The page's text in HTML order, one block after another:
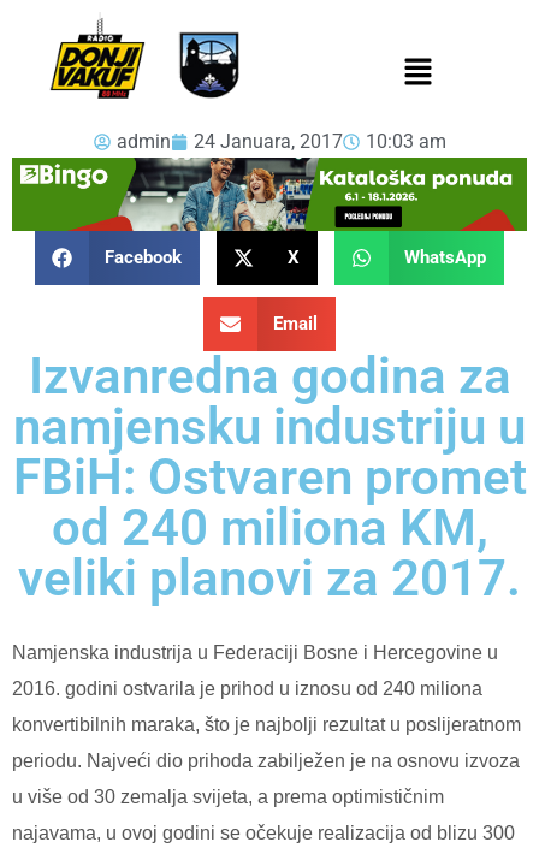
admin 24 Januara, 2017 10:03 am
Facebook X WhatsApp
Email
Izvanredna godina za
namjensku industriju u
FBiH: Ostvaren promet
od 240 miliona KM,
veliki planovi za 2017.
Namjenska industrija u Federaciji Bosne i Hercegovine u
2016. godini ostvarila je prihod u iznosu od 240 miliona
konvertibilnih maraka, što je najbolji rezultat u poslijeratnom
periodu. Najveći dio prihoda zabilježen je na osnovu izvoza
u više od 30 zemalja svijeta, a prema optimističnim
najavama, u ovoj godini se očekuje realizacija od blizu 300